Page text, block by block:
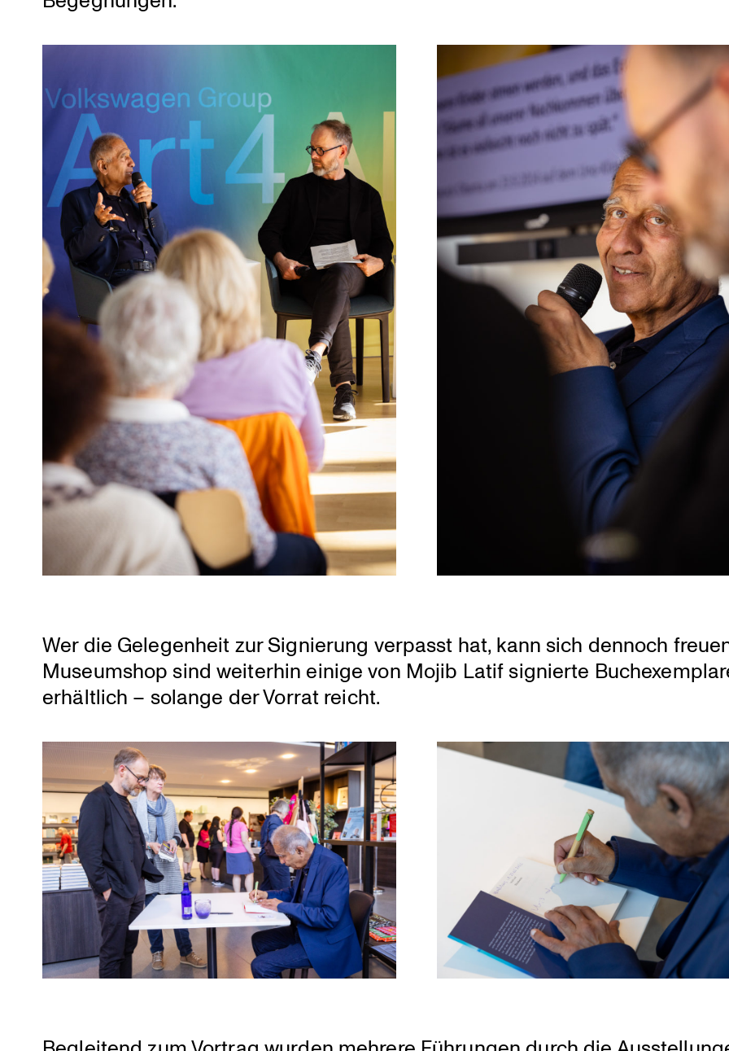
Wer die Gelegen­heit zur Signie­rung verpasst hat, kann sich dennoch
Museum­shop sind weiterhin einige von Mojib Latif signierte
erhält­lich – solange der Vorrat reicht.